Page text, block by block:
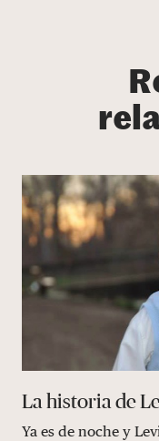
La historia de
Ya es de noche y